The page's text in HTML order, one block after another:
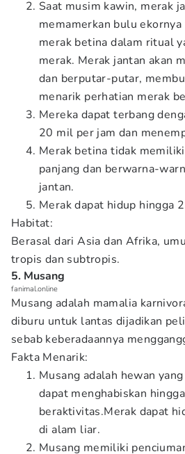
Saat musim kawin, merak
memamerkan bulu ekornya
merak betina dalam ritual
merak. Merak jantan akan
dan berputar-putar,
menarik perhatian merak
Mereka dapat terbang
20 mil per jam dan
Merak betina tidak
panjang dan berwarna-
jantan.
Merak dapat hidup hingga
Habitat:
Berasal dari Asia dan Afrika,
tropis dan subtropis.
5. Musang
fanimal.online
Musang adalah mamalia
diburu untuk lantas dijadikan
sebab keberadaannya
Fakta Menarik:
Musang adalah hewan
dapat menghabiskan
beraktivitas.Merak dapat
di alam liar.
Musang memiliki